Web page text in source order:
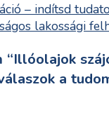
– indítsd
lakossági
“Illóolajok
a